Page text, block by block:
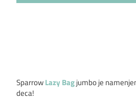
SparrowLazy Bagjumbo je
deca!